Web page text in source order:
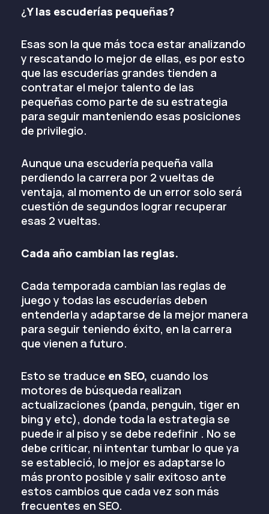
¿Y las escuderías pequeñas?
Esas son la que más toca estar analizando
y rescatando lo mejor de ellas, es por esto
que las escuderías grandes tienden a
contratar el mejor talento de las
pequeñas como parte de su estrategia
para seguir manteniendo esas posiciones
de privilegio.
Aunque una escudería pequeña valla
perdiendo la carrera por 2 vueltas de
ventaja, al momento de un error solo será
cuestión de segundos lograr recuperar
esas 2 vueltas.
Cada año cambian las reglas.
Cada temporada cambian las reglas de
juego y todas las escuderías deben
entenderla y adaptarse de la mejor manera
para seguir teniendo éxito, en la carrera
que vienen a futuro.
Esto se traduce en SEO, cuando los
motores de búsqueda realizan
actualizaciones (panda, penguin, tiger en
bing y etc), donde toda la estrategia se
puede ir al piso y se debe redefinir . No se
debe criticar, ni intentar tumbar lo que ya
se estableció, lo mejor es adaptarse lo
más pronto posible y salir exitoso ante
estos cambios que cada vez son más
frecuentes en SEO.